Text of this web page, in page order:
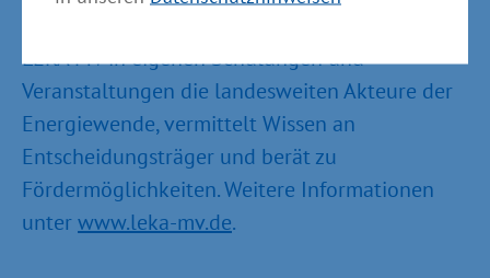
LEKA MV in eigenen Schulungen und
Veranstaltungen die landesweiten Akteure der
Energiewende, vermittelt Wissen an
Entscheidungsträger und berät zu
Fördermöglichkeiten. Weitere Informationen
unterwww.leka-mv.de.